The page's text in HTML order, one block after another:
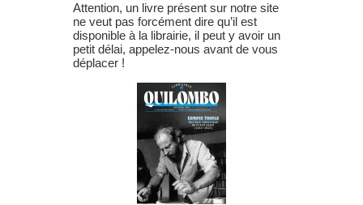
Attention, un livre présent sur notre site
ne veut pas forcément dire qu’il est
disponible à la librairie, il peut y avoir un
petit délai, appelez-nous avant de vous
déplacer !